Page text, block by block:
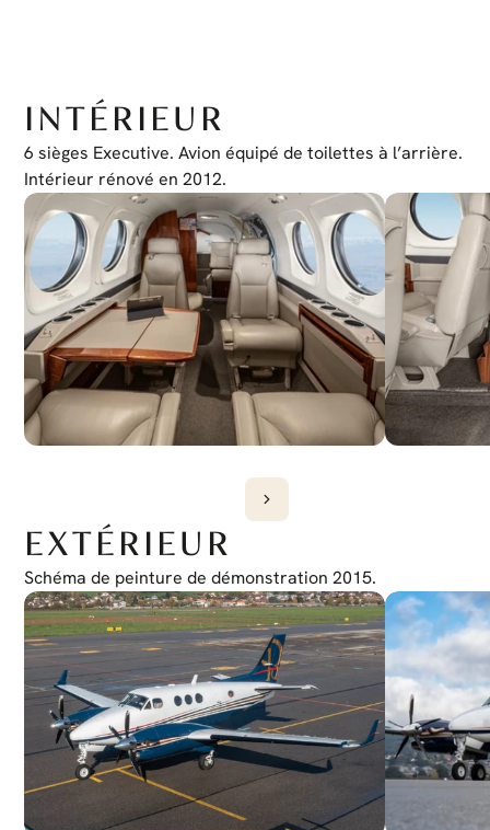
Collins ADF-60
Météo XM
Oui
Oui
Provisions de câblage
INTÉRIEUR
6 sièges Executive. Avion équipé de toilettes à l’arrière.
Intérieur rénové en 2012.
EXTÉRIEUR
Schéma de peinture de démonstration 2015.